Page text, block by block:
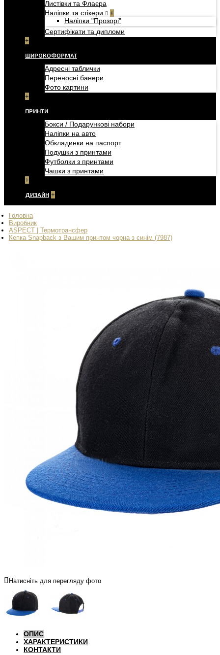
Листівки та Флаєра
Наліпки та стікери
+
Наліпки "Прозорі"
Сертифікати та дипломи
+
ШИРОКОФОРМАТ
Адресні таблички
Переносні банери
Фото картини
+
ПРИНТИ
Бокси / Подарункові набори
Наліпки на авто
Обкладинки на паспорт
Подушки з принтами
Футболки з принтами
Чашки з принтами
+
ДИЗАЙН +
Головна
Виробник
ASPECT | Термотрансфер
Кепка Snapback з Вашим принтом чорна з синім (7987)
Натисніть для перегляду фото
ОПИС
ХАРАКТЕРИСТИКИ
КОНТАКТИ